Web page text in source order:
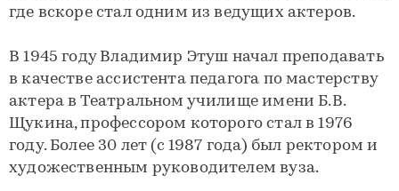
где вскоре стал одним из ведущих актеров.
В 1945 году Владимир Этуш начал преподавать
в качестве ассистента педагога по мастерству
актера в Театральном училище имени Б.В.
Щукина, профессором которого стал в 1976
году. Более 30 лет (с 1987 года) был ректором и
художественным руководителем вуза.